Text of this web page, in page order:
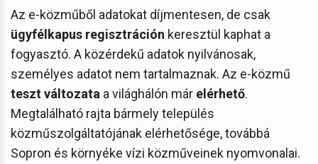
Az e-közműből adatokat díjmentesen, de csak
ügyfélkapus regisztráción keresztül kaphat a
fogyasztó. A közérdekű adatok nyilvánosak,
személyes adatot nem tartalmaznak. Az e-közmű
teszt változata a világhálón már elérhető.
Megtalálható rajta bármely település
közműszolgáltatójának elérhetősége, továbbá
Sopron és környéke vízi közműveinek nyomvonalai.